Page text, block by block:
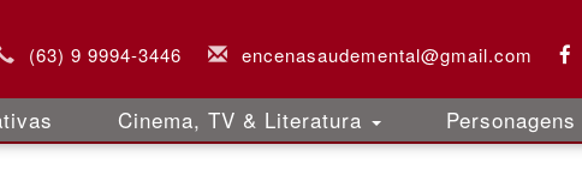
(63) 9 9994-3446 encenasaudemental@gmail.com
Cinema, TV & Literatura Personagens